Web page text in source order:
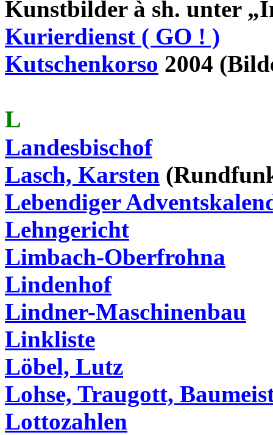
Kunstbilder à sh. unter
Kurierdienst ( GO ! )
Kutschenkorso 2004
L
Landesbischof
Lasch, Karsten
Lebendiger
Lehngericht
Limbach-Oberfrohna
Lindenhof
Lindner-Maschinenbau
Linkliste
Löbel, Lutz
Lohse, Traugott,
Lottozahlen